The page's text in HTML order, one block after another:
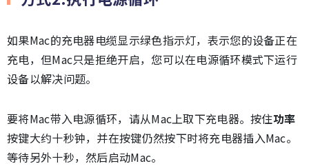
如果Mac的充电器电缆显示绿色指示灯，表示您的设备正在
充电，但Mac只是拒绝开启，您可以在电源循环模式下运行
设备以解决问题。
要将Mac带入电源循环，请从Mac上取下充电器。按住功率
按键大约十秒钟，并在按键仍然按下时将充电器插入Mac。
等待另外十秒，然后启动Mac。